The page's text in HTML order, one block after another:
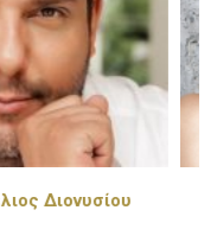
Πέγκυ Ζήνα